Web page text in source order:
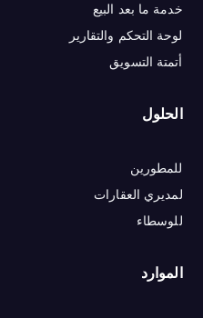
خدمة ما بعد البيع
لوحة التحكم والتقارير
أتمتة التسويق
الحلول
للمطورين
لمديري العقارات
للوسطاء
الموارد